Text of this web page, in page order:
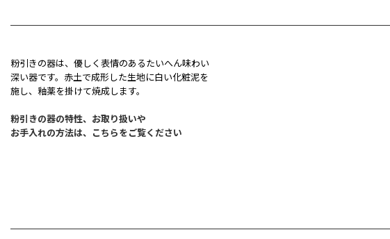
粉引きの器は、優しく表情のあるたいへん味わい
深い器です。赤土で成形した生地に白い化粧泥を
施し、釉薬を掛けて焼成します。
粉引きの器の特性、お取り扱いや
お手入れの方法は、こちらをご覧ください